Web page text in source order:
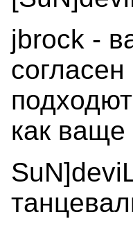
jbrock -
как ваще